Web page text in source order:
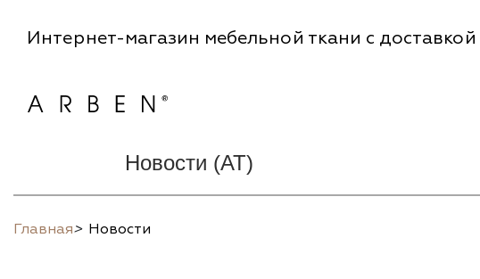
Интернет-магазин мебельной ткани с
Новости (AT)
Главная> Новости